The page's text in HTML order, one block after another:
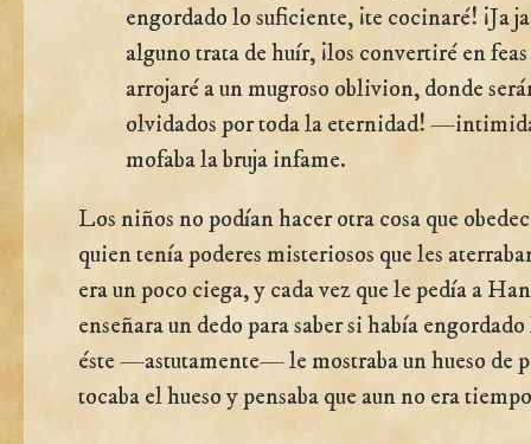
engordado lo suficiente, ¡te cocinaré! ¡Ja
alguno trata de huír, ¡los convertiré en
arrojaré a un mugroso oblivion, donde
olvidados por toda la eternidad!
mofaba la bruja infame.
Los niños no podían hacer otra cosa que
quien tenía poderes misteriosos que les
era un poco ciega, y cada vez que le pedía a
enseñara un dedo para saber si había
éste —astutamente— le mostraba un hueso de
tocaba el hueso y pensaba que aun no era